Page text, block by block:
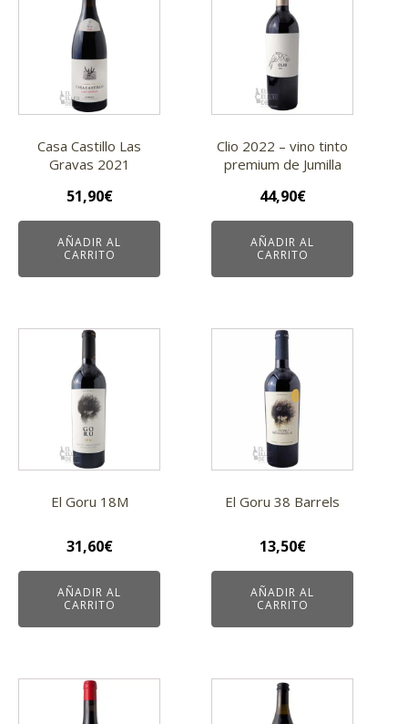
Casa Castillo Las
Gravas 2021
51,90€
AÑADIR AL
CARRITO
Clio 2022 – vino tinto
premium de Jumilla
44,90€
AÑADIR AL
CARRITO
El Goru 18M
31,60€
AÑADIR AL
CARRITO
El Goru 38 Barrels
13,50€
AÑADIR AL
CARRITO